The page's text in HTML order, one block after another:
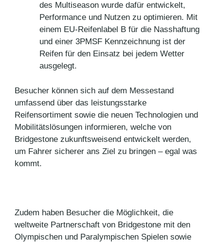
des Multiseason wurde dafür entwickelt,
Performance und Nutzen zu optimieren. Mit
einem EU-Reifenlabel B für die Nasshaftung
und einer 3PMSF Kennzeichnung ist der
Reifen für den Einsatz bei jedem Wetter
ausgelegt.
Besucher können sich auf dem Messestand
umfassend über das leistungsstarke
Reifensortiment sowie die neuen Technologien und
Mobilitätslösungen informieren, welche von
Bridgestone zukunftsweisend entwickelt werden,
um Fahrer sicherer ans Ziel zu bringen – egal was
kommt.
Zudem haben Besucher die Möglichkeit, die
weltweite Partnerschaft von Bridgestone mit den
Olympischen und Paralympischen Spielen sowie